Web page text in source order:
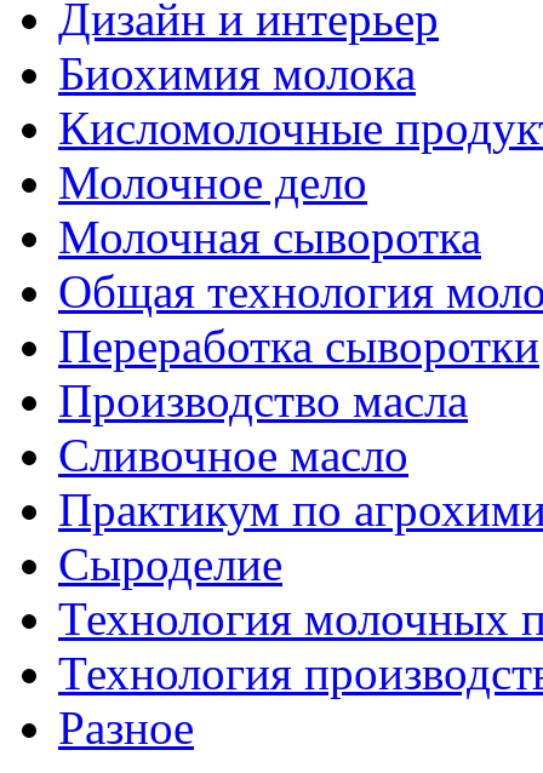
Дизайн и интерьер
Биохимия молока
Кисломолочные
Молочное дело
Молочная сыворотка
Общая технология
Переработка сыворотки
Производство масла
Сливочное масло
Практикум по
Сыроделие
Технология молочных
Технология
Разное